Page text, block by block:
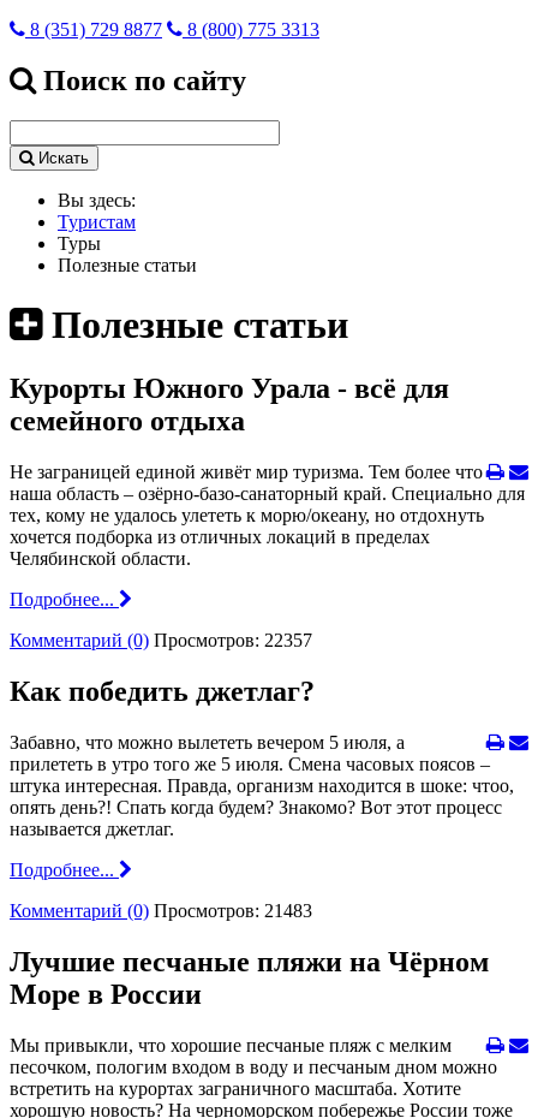
8 (351) 729 8877 8 (800) 775 3313
Поиск по сайту
Искать
Вы здесь:
Туристам
Туры
Полезные статьи
Полезные статьи
Курорты Южного Урала - всё для
семейного отдыха
Не заграницей единой живёт мир туризма. Тем более что
наша область – озёрно-базо-санаторный край. Специально для
тех, кому не удалось улететь к морю/океану, но отдохнуть
хочется подборка из отличных локаций в пределах
Челябинской области.
Подробнее...
Комментарий (0) Просмотров: 22357
Как победить джетлаг?
Забавно, что можно вылететь вечером 5 июля, а
прилететь в утро того же 5 июля. Смена часовых поясов –
штука интересная. Правда, организм находится в шоке: чтоо,
опять день?! Спать когда будем? Знакомо? Вот этот процесс
называется джетлаг.
Подробнее...
Комментарий (0) Просмотров: 21483
Лучшие песчаные пляжи на Чёрном
Море в России
Мы привыкли, что хорошие песчаные пляж с мелким
песочком, пологим входом в воду и песчаным дном можно
встретить на курортах заграничного масштаба. Хотите
хорошую новость? На черноморском побережье России тоже